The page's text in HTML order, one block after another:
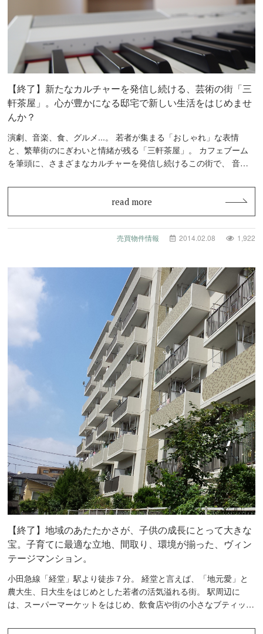
【終了】新たなカルチャーを発信し続ける、芸術の街「三
軒茶屋」。心が豊かになる邸宅で新しい生活をはじめませ
んか？
演劇、音楽、食、グルメ...。 若者が集まる「おしゃれ」な表情
と、繁華街のにぎわいと情緒が残る「三軒茶屋」。 カフェブーム
を筆頭に、さまざまなカルチャーを発信し続けるこの街で、 音楽
read more
売買物件情報 2014.02.08 1,922
【終了】地域のあたたかさが、子供の成長にとって大きな
宝。子育てに最適な立地、間取り、環境が揃った、ヴィン
テージマンション。
小田急線「経堂」駅より徒歩７分。 経堂と言えば、「地元愛」と
農大生、日大生をはじめとした若者の活気溢れる街。 駅周辺に
は、スーパーマーケットをはじめ、飲食店や街の小さなブティッ